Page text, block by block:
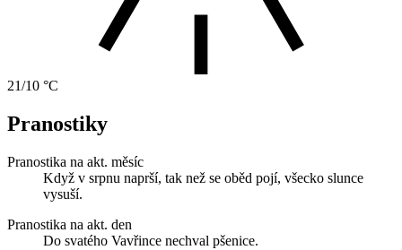
21/10 °C
Pranostiky
Pranostika na akt. měsíc
Když v srpnu naprší, tak než se oběd pojí, všecko slunce
vysuší.
Pranostika na akt. den
Do svatého Vavřince nechval pšenice.